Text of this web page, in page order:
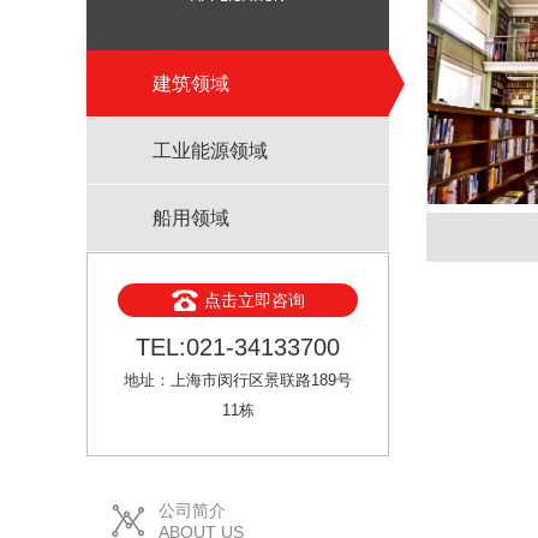
建筑领域
工业能源领域
船用领域
点击立即咨询
TEL:021-34133700
地址：上海市闵行区景联路189号
11栋
公司简介
ABOUT US